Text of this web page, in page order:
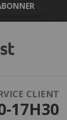
CLIENT
17H30